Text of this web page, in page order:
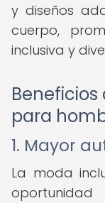
y diseños
cuerpo,
inclusiva y
para
1. Mayor
La moda